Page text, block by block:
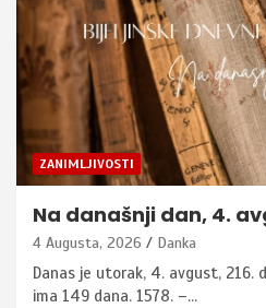
ZANIMLJIVOSTI
Na današnji dan, 4.
4 Augusta, 2026 Danka
Danas je utorak, 4. avgust, 216.
ima 149 dana. 1578. –…